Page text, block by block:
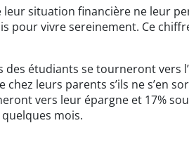
situation financière ne leur
pour vivre sereinement. Ce
étudiants se tourneront vers
leurs parents s’ils ne s’en
vers leur épargne et 17%
mois.